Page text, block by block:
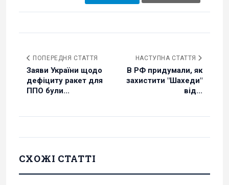
ПОПЕРЕДНЯ СТАТТЯ
Заяви України щодо
дефіциту ракет для
ППО були...
НАСТУПНА СТАТТЯ
В РФ придумали, як
захистити "Шахеди"
від...
СХОЖІ СТАТТІ